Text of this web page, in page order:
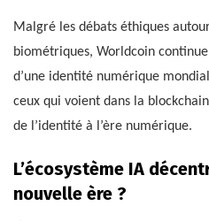
Malgré les débats éthiques
biométriques, Worldcoin
d’une identité numérique
ceux qui voient dans la
de l’identité à l’ère numérique.
L’écosystème IA
nouvelle ère ?